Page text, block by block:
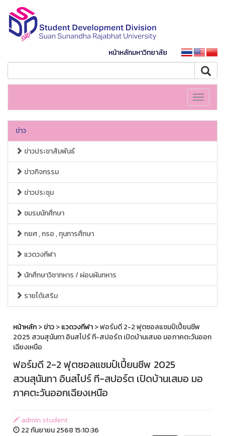
หน้าหลักมหาวิทยาลัย
Toggle
ข่าว
ข่าวประชาสัมพันธ์
ข่าวกิจกรรม
ข่าวประชุม
ชมรมนักศึกษา
กยศ , กรอ , ทุนการศึกษา
แวดวงกีฬา
นักศึกษาวิชาทหาร / ผ่อนผันทหาร
รายได้เสริม
หน้าหลัก>ข่าว>แวดวงกีฬา> ฟอร์มดี 2-2 ฟุตซอลแชมป์เปี้ยนชีพ
2025 สวนสุนันทา อินสไปร์ ที-สปอร์ต เปิดบ้านเสมอ มอภาคตะวันออก
เฉียงเหนือ
ฟอร์มดี 2-2 ฟุตซอลแชมป์เปี้ยนชีพ 2025
สวนสุนันทา อินสไปร์ ที-สปอร์ต เปิดบ้านเสมอ มอ
ภาคตะวันออกเฉียงเหนือ
admin student
22 กันยายน 2568 15:10:36